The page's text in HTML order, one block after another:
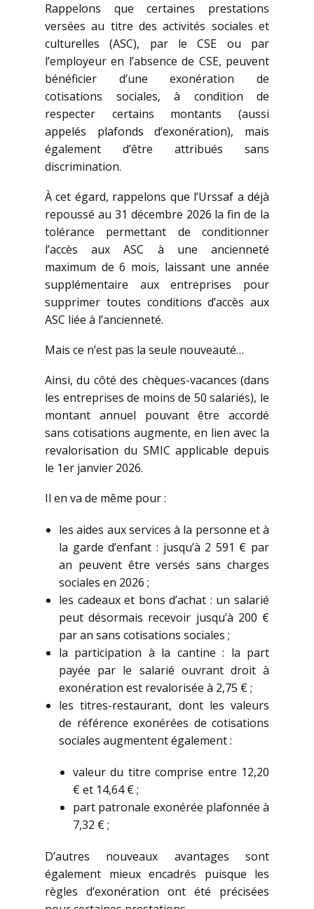
Rappelons que certaines prestations
versées au titre des activités sociales et
culturelles (ASC), par le CSE ou par
l’employeur en l’absence de CSE, peuvent
bénéficier d’une exonération de
cotisations sociales, à condition de
respecter certains montants (aussi
appelés plafonds d’exonération), mais
également d’être attribués sans
discrimination.
À cet égard, rappelons que l’Urssaf a déjà
repoussé au 31 décembre 2026 la fin de la
tolérance permettant de conditionner
l’accès aux ASC à une ancienneté
maximum de 6 mois, laissant une année
supplémentaire aux entreprises pour
supprimer toutes conditions d’accès aux
ASC liée à l’ancienneté.
Mais ce n’est pas la seule nouveauté…
Ainsi, du côté des chèques-vacances (dans
les entreprises de moins de 50 salariés), le
montant annuel pouvant être accordé
sans cotisations augmente, en lien avec la
revalorisation du SMIC applicable depuis
le 1er janvier 2026.
Il en va de même pour :
les aides aux services à la personne et à
la garde d’enfant : jusqu’à 2 591 € par
an peuvent être versés sans charges
sociales en 2026 ;
les cadeaux et bons d’achat : un salarié
peut désormais recevoir jusqu’à 200 €
par an sans cotisations sociales ;
la participation à la cantine : la part
payée par le salarié ouvrant droit à
exonération est revalorisée à 2,75 € ;
les titres-restaurant, dont les valeurs
de référence exonérées de cotisations
sociales augmentent également :
valeur du titre comprise entre 12,20
€ et 14,64 € ;
part patronale exonérée plafonnée à
7,32 € ;
D’autres nouveaux avantages sont
également mieux encadrés puisque les
règles d’exonération ont été précisées